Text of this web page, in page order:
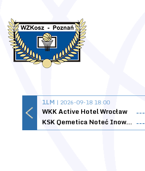
1LM | 2026-09-18 18:00
WKK Active Hotel Wrocław
---
KSK Qemetica Noteć Inowrocław ---